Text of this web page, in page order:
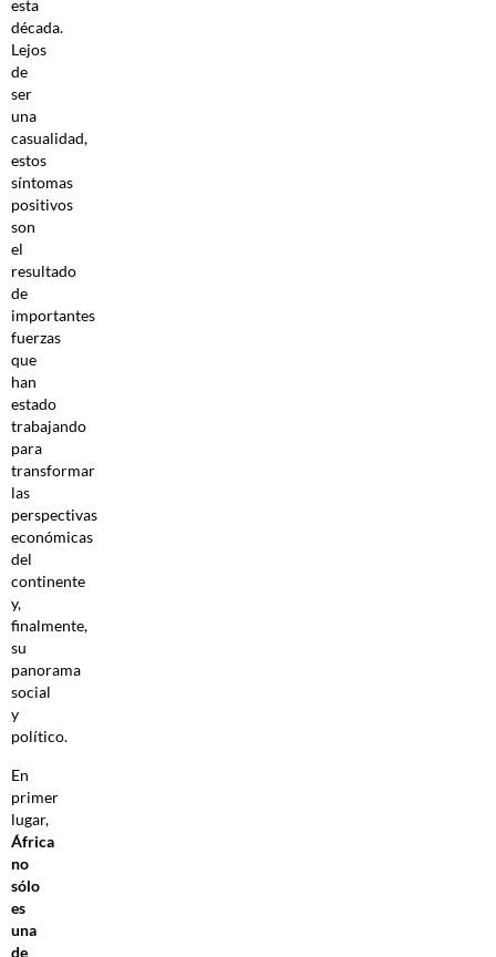
esta
década.
Lejos
de
ser
una
casualidad,
estos
síntomas
positivos
son
el
resultado
de
importantes
fuerzas
que
han
estado
trabajando
para
transformar
las
perspectivas
económicas
del
continente
y,
finalmente,
su
panorama
social
y
político.
En
primer
lugar,
África
no
sólo
es
una
de